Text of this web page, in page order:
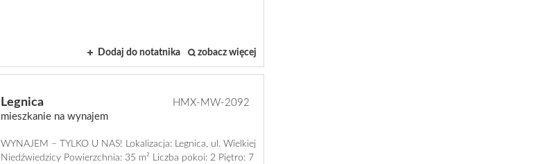
Dodaj do notatnika zobacz więcej
Legnica
mieszkanie na wynajem
HMX-MW-2092
WYNAJEM – TYLKO U NAS! Lokalizacja: Legnica, ul. Wielkiej
Niedźwiedzicy Powierzchnia: 35 m² Liczba pokoi: 2 Piętro: 7